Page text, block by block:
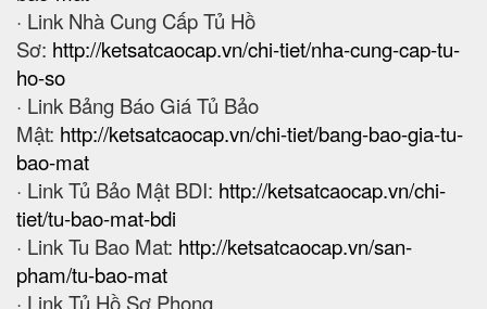
· Link Nhà Cung Cấp Tủ Hồ
Sơ: http://ketsatcaocap.vn/chi-tiet/nha-cung-cap-tu-
ho-so
· Link Bảng Báo Giá Tủ Bảo
Mật: http://ketsatcaocap.vn/chi-tiet/bang-bao-gia-tu-
bao-mat
· Link Tủ Bảo Mật BDI: http://ketsatcaocap.vn/chi-
tiet/tu-bao-mat-bdi
· Link Tu Bao Mat: http://ketsatcaocap.vn/san-
pham/tu-bao-mat
· Link Tủ Hồ Sơ Phong